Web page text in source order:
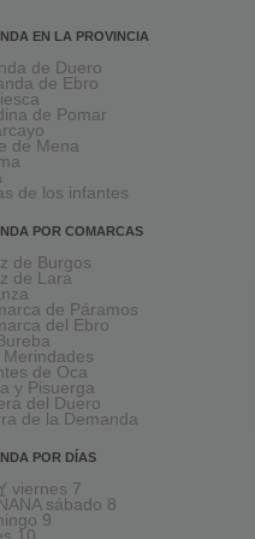
EN LA PROVINCIA
de Duero
de Ebro
de Pomar
de Mena
de los infantes
POR COMARCAS
de Burgos
de Lara
de Páramos
del Ebro
Merindades
de Oca
y Pisuerga
del Duero
de la Demanda
POR DÍAS
viernes 7
sábado 8
9